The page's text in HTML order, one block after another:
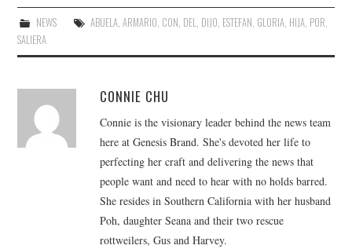
NEWS ABUELA, ARMARIO, CON, DEL, DIJO, ESTEFAN, GLORIA, HIJA, POR,
SALIERA
CONNIE CHU
Connie is the visionary leader behind the news team
here at Genesis Brand. She's devoted her life to
perfecting her craft and delivering the news that
people want and need to hear with no holds barred.
She resides in Southern California with her husband
Poh, daughter Seana and their two rescue
rottweilers, Gus and Harvey.